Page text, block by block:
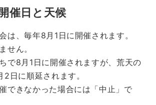
催日と天候
は、毎年8月1日に開催されます。
せん。
で8月1日に開催されますが、荒天の
日に順延されます。
できなかった場合には「中止」で